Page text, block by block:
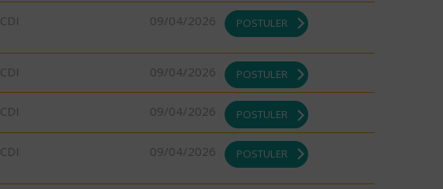
CDI 09/04/2026 POSTULER
CDI 09/04/2026 POSTULER
CDI 09/04/2026 POSTULER
CDI 09/04/2026 POSTULER